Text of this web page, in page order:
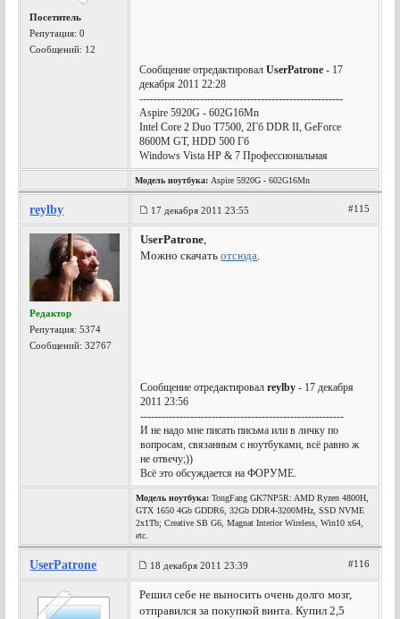
Посетитель
Репутация:0
Сообщений: 12
Сообщение отредактировалUserPatrone - 17
декабря 2011 22:28
---------------------------------------------------------
Aspire 5920G - 602G16Mn
Intel Core 2 Duo T7500, 2Гб DDR II, GeForce
8600M GT, HDD 500 Гб
Windows Vista HP & 7 Профессиональная
Модель ноутбука: Aspire 5920G - 602G16Mn
reylby 17 декабря 2011 23:55 #115
Редактор
Репутация:5374
Сообщений: 32767
UserPatrone,
Можно скачатьотсюда.
Сообщение отредактировалreylby - 17 декабря
2011 23:56
---------------------------------------------------------
И не надо мне писать письма или в личку по
вопросам, связанным с ноутбуками, всё равно ж
не отвечу;))
Всё это обсуждается на ФОРУМЕ.
Модель ноутбука: TongFang GK7NP5R: AMD Ryzen 4800H,
GTX 1650 4Gb GDDR6, 32Gb DDR4-3200MHz, SSD NVME
2x1Tb; Creative SB G6, Magnat Interior Wireless, Win10 x64,
etc.
UserPatrone 18 декабря 2011 23:39 #116
Решил себе не выносить очень долго мозг,
отправился за покупкой винта. Купил 2,5